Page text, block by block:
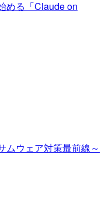
める「Claude on
ムウェア対策最前線～